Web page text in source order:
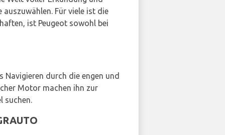
Für viele ist die
ist Peugeot sowohl bei
durch die engen und
Motor machen ihn zur
suchen.